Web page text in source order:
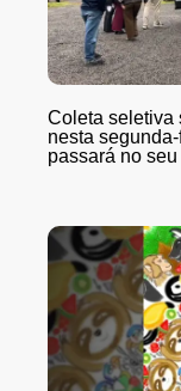
Coleta seletiva
nesta
passará no